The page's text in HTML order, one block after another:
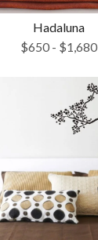
Hadaluna
$650 - $1,680